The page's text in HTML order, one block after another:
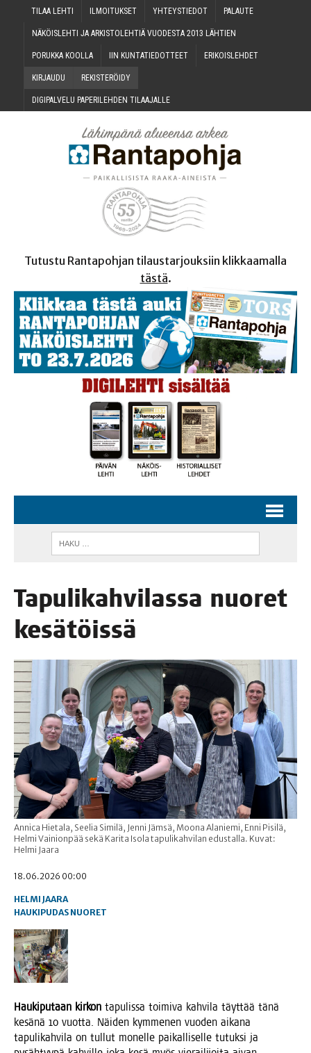
TILAA LEH­TI ILMOI­TUK­SET YHTEYS­TIE­DOT PALAU­TE
NÄKÖIS­LEH­TI JA ARKIS­TO­LEH­TIÄ VUO­DES­TA 2013 LÄHTIEN
PORUK­KA KOOLLA IIN KUN­TA­TIE­DOT­TEET ERI­KOIS­LEH­DET
KIR­JAU­DU REKIS­TE­RÖI­DY
DIGI­PAL­VE­LU PAPE­RI­LEH­DEN TILAAJALLE
Tutustu Rantapohjan tilaustarjouksiin klikkaamalla
tästä.
Tapu­li­kah­vi­las­sa nuo­ret
kesätöissä
Annica Hietala, Seelia Similä, Jenni Jämsä, Moona Alaniemi, Enni Pisilä,
Helmi Vainionpää sekä Karita Isola tapulikahvilan edustalla. Kuvat:
Helmi Jaara
18.06.2026 00:00
HELMI JAARA
HAUKIPUDAS NUORET
Hau­ki­pu­taan kir­kon tapu­lis­sa toi­mi­va kah­vi­la täyt­tää tänä
kesä­nä 10 vuot­ta. Näi­den kym­me­nen vuo­den aika­na
tapu­li­kah­vi­la on tul­lut monel­le pai­kal­li­sel­le tutuk­si ja